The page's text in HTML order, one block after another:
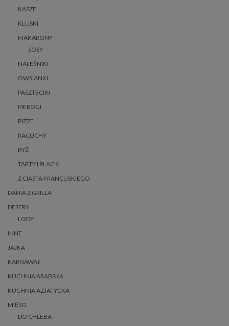
KASZE
KLUSKI
MAKARONY
SOSY
NALEŚNIKI
OWSIANKI
PASZTECIKI
PIEROGI
PIZZE
RACUCHY
RYŻ
TARTY I PLACKI
Z CIASTA FRANCUSKIEGO
DANIA Z GRILLA
DESERY
LODY
INNE
JAJKA
KARNAWAŁ
KUCHNIA ARABSKA
KUCHNIA AZJATYCKA
MIĘSO
DO CHLEBA